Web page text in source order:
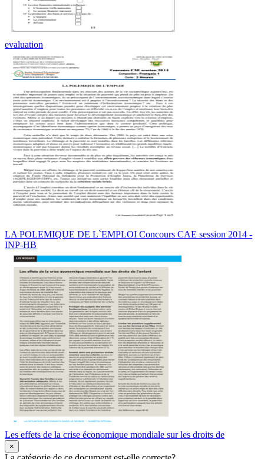
evaluation
LA POLEMIQUE DE L`EMPLOI Concours CAE session 2014 -
INP-HB
Les effets de la crise économique mondiale sur les droits de
×